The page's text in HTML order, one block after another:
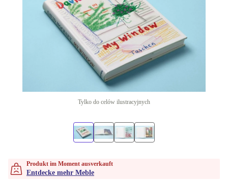
Tylko do celów ilustracyjnych
Produkt im Moment ausverkauft
Entdecke mehr Meble